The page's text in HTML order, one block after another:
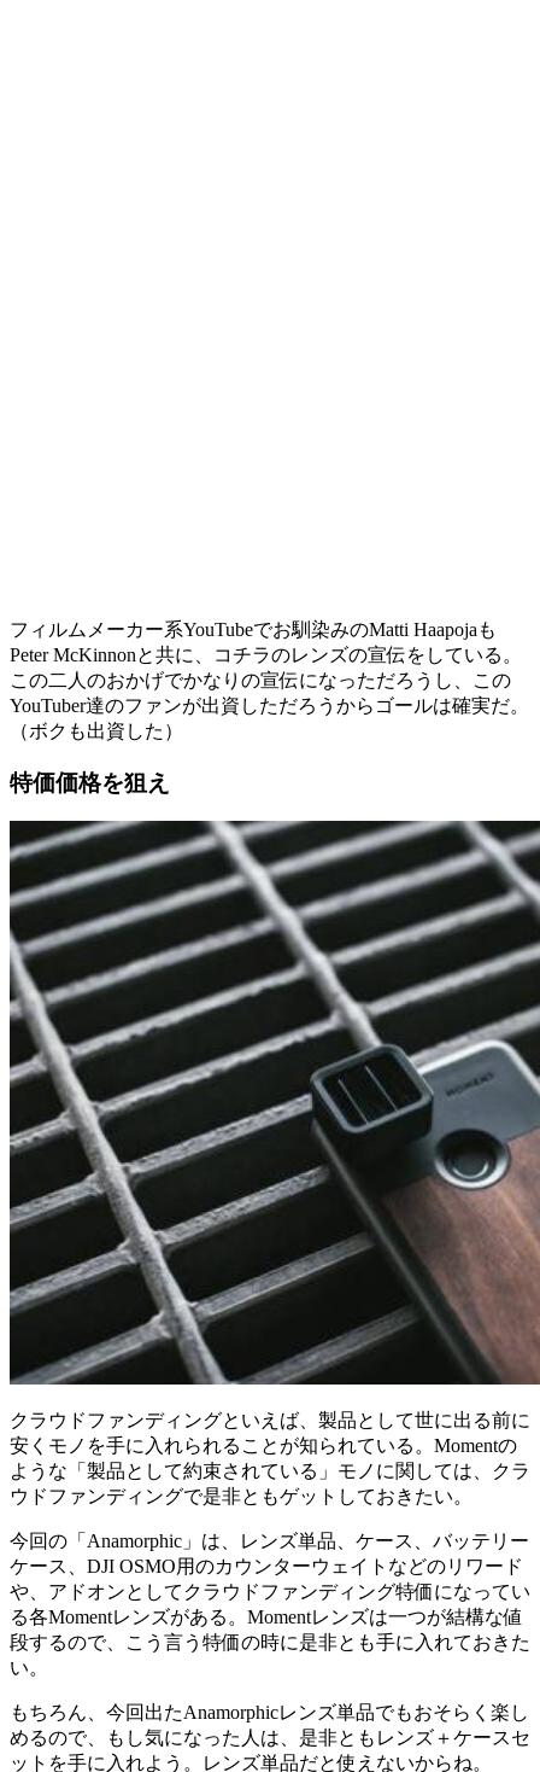
フィルムメーカー系YouTubeでお馴染みのMatti Haapojaも
Peter McKinnonと共に、コチラのレンズの宣伝をしている。
この二人のおかげでかなりの宣伝になっただろうし、この
YouTuber達のファンが出資しただろうからゴールは確実だ。
（ボクも出資した）
特価価格を狙え
クラウドファンディングといえば、製品として世に出る前に
安くモノを手に入れられることが知られている。Momentの
ような「製品として約束されている」モノに関しては、クラ
ウドファンディングで是非ともゲットしておきたい。
今回の「Anamorphic」は、レンズ単品、ケース、バッテリー
ケース、DJI OSMO用のカウンターウェイトなどのリワード
や、アドオンとしてクラウドファンディング特価になってい
る各Momentレンズがある。Momentレンズは一つが結構な値
段するので、こう言う特価の時に是非とも手に入れておきた
い。
もちろん、今回出たAnamorphicレンズ単品でもおそらく楽し
めるので、もし気になった人は、是非ともレンズ＋ケースセ
ットを手に入れよう。レンズ単品だと使えないからね。